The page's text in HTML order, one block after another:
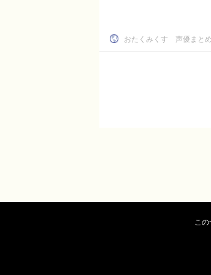
おたくみくす 声優まとめ
こ